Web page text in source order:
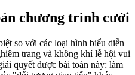
chương trình cưới
so với các loại hình biểu diễn
trang và không khí lễ hội vui
quyết được bài toán này: làm